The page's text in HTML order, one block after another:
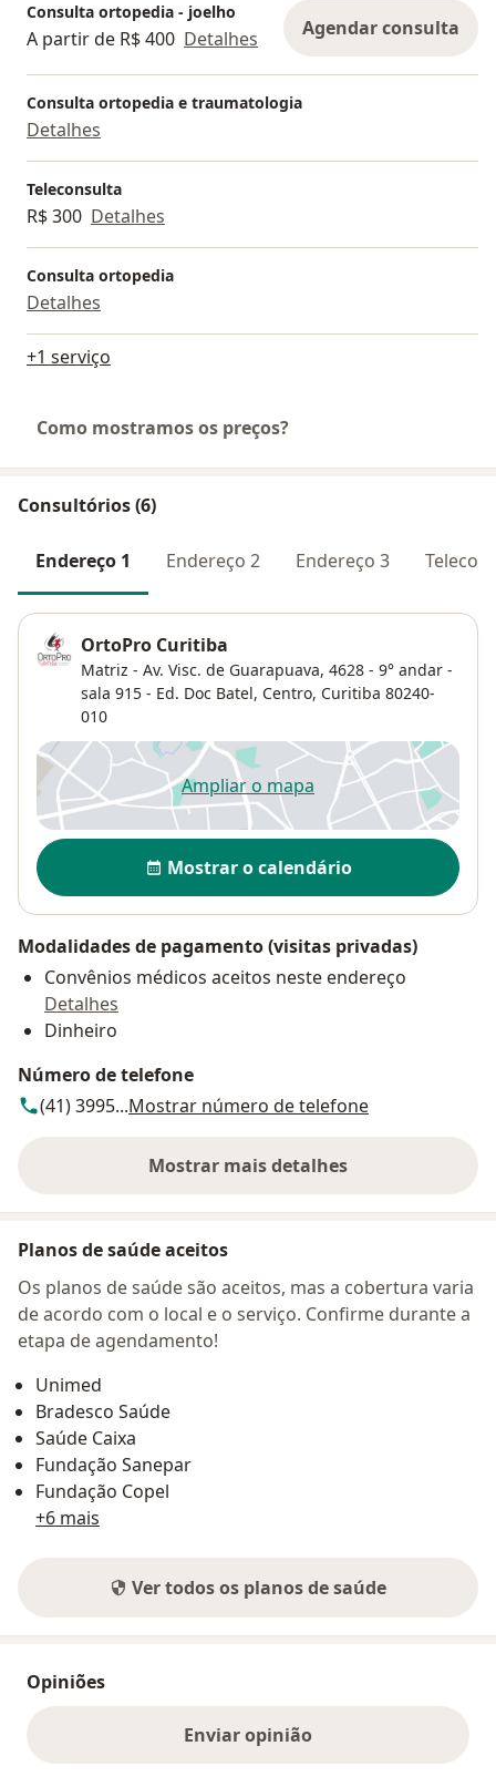
Consulta ortopedia - joelho
A partir de R$ 400 Detalhes Agendar consulta
Consulta ortopedia e traumatologia
Detalhes
Teleconsulta
R$ 300 Detalhes
Consulta ortopedia
Detalhes
+1 serviço
Como mostramos os preços?
Consultórios (6)
Endereço 1 Endereço 2 Endereço 3
OrtoPro Curitiba
Matriz - Av. Visc. de Guarapuava, 4628 - 9° andar -
sala 915 - Ed. Doc Batel, Centro, Curitiba 80240-
010
Ampliar o mapaabre num novo separador
Disponibilidade
Mostrar o calendário
Modalidades de pagamento (visitas privadas)
Convênios médicos aceitos neste endereço
Detalhes
Dinheiro
Número de telefone
(41) 3995...Mostrar número de telefone
Mostrar mais detalhes
sobre o endereço
Planos de saúde aceitos
Os planos de saúde são aceitos, mas a cobertura varia
de acordo com o local e o serviço. Confirme durante a
etapa de agendamento!
Unimed
Bradesco Saúde
Saúde Caixa
Fundação Sanepar
Fundação Copel
+6 mais
Ver todos os planos de saúde
Opiniões
Enviar opinião